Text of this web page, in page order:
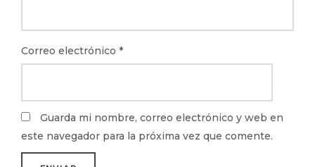
Correo electrónico *
Guarda mi nombre, correo electrónico y web en
este navegador para la próxima vez que comente.